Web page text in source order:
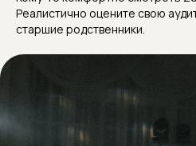
Реалистично оцените свою
старшие родственники.